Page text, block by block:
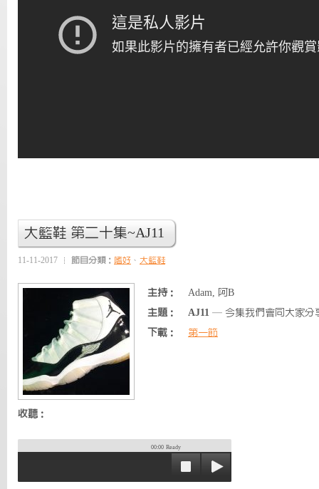
大籃鞋 第二十集~AJ11
11-11-2017 節目分類： 嗜好 、 大籃鞋
主持：
Adam, 阿B
主題：
AJ11 — 今集我們會同大家分
下載：
第一節
收聽：
00:00 Ready